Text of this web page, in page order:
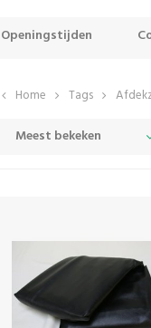
Openingstijden
Home Tags
Meest bekeken